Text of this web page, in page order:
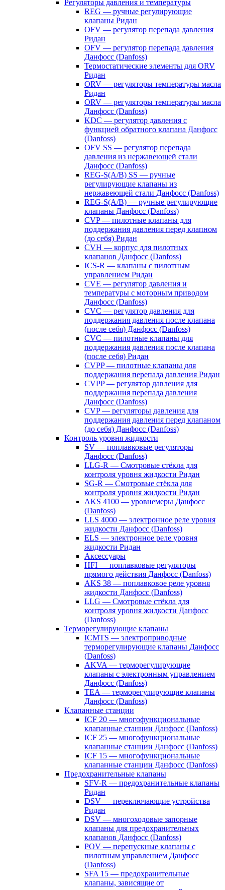
Регуляторы давления и температуры
REG — ручные регулирующие
клапаны Ридан
OFV — регулятор перепада давления
Ридан
OFV — регулятор перепада давления
Данфосс (Danfoss)
Термостатические элементы для ORV
Ридан
ORV — регуляторы температуры масла
Ридан
ORV — регуляторы температуры масла
Данфосс (Danfoss)
KDC — регулятор давления с
функцией обратного клапана Данфосс
(Danfoss)
OFV SS — регулятор перепада
давления из нержавеющей стали
Данфосс (Danfoss)
REG-S(A/B) SS — ручные
регулирующие клапаны из
нержавеющей стали Данфосс (Danfoss)
REG-S(A/B) — ручные регулирующие
клапаны Данфосс (Danfoss)
CVP — пилотные клапаны для
поддержания давления перед клапном
(до себя) Ридан
CVH — корпус для пилотных
клапанов Данфосс (Danfoss)
ICS-R — клапаны с пилотным
управлением Ридан
CVE — регулятор давления и
температуры с моторным приводом
Данфосс (Danfoss)
CVС — регулятор давления для
поддержания давления после клапана
(после себя) Данфосс (Danfoss)
CVС — пилотные клапаны для
поддержания давления после клапана
(после себя) Ридан
CVPP — пилотные клапаны для
поддержания перепада давления Ридан
CVPP — регулятор давления для
поддержания перепада давления
Данфосс (Danfoss)
CVP — регуляторы давления для
поддержания давления перед клапаном
(до себя) Данфосс (Danfoss)
Контроль уровня жидкости
SV — поплавковые регуляторы
Данфосс (Danfoss)
LLG-R — Смотровые стёкла для
контроля уровня жидкости Ридан
SG-R — Смотровые стёкла для
контроля уровня жидкости Ридан
AKS 4100 — уровнемеры Данфосс
(Danfoss)
LLS 4000 — электронное реле уровня
жидкости Данфосс (Danfoss)
ELS — электронное реле уровня
жидкости Ридан
Аксессуары
HFI — поплавковые регуляторы
прямого действия Данфосс (Danfoss)
AKS 38 — поплавковое реле уровня
жидкости Данфосс (Danfoss)
LLG — Смотровые стёкла для
контроля уровня жидкости Данфосс
(Danfoss)
Терморегулирующие клапаны
ICMTS — электроприводные
терморегулирующие клапаны Данфосс
(Danfoss)
AKVA — терморегулирующие
клапаны с электронным управлением
Данфосс (Danfoss)
TEA — терморегулирующие клапаны
Данфосс (Danfoss)
Клапанные станции
ICF 20 — многофункциональные
клапанные станции Данфосс (Danfoss)
ICF 25 — многофункциональные
клапанные станции Данфосс (Danfoss)
ICF 15 — многофункциональные
клапанные станции Данфосс (Danfoss)
Предохранительные клапаны
SFV-R — предохранительные клапаны
Ридан
DSV — переключающие устройства
Ридан
DSV — многоходовые запорные
клапаны для предохранительных
клапанов Данфосс (Danfoss)
POV — перепускные клапаны с
пилотным управлением Данфосс
(Danfoss)
SFA 15 — предохранительные
клапаны, зависящие от